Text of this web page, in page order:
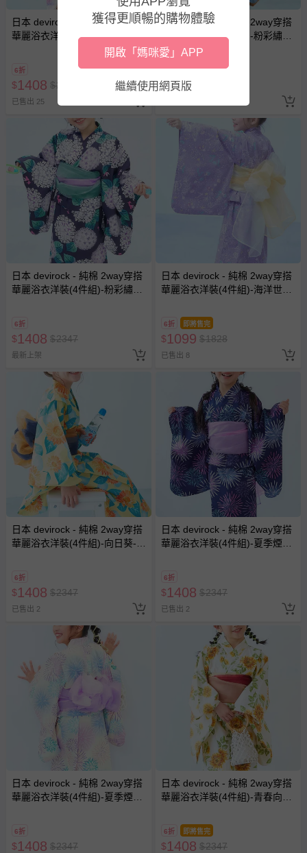
日本 devirock - 純棉 2way穿搭
華麗浴衣洋裝(4件組)-粉彩繡球
6折
$1408 $2347
已售出 25
日本 devirock - 純棉 2way穿搭
華麗浴衣洋裝(4件組)-粉彩繡球
花-藍綠
6折
$1408
日本 devirock - 純棉 2way穿搭
華麗浴衣洋裝(4件組)-粉彩繡球
6折
$1408 $2347
最新上架
日本 devirock - 純棉 2way穿搭
華麗浴衣洋裝(4件組)-海洋世界-
6折 即將售完
$1099 $1828
已售出 8
日本 devirock - 純棉 2way穿搭
華麗浴衣洋裝(4件組)-向日葵-橘
6折
$1408 $2347
已售出 2
日本 devirock - 純棉 2way穿搭
華麗浴衣洋裝(4件組)-夏季煙火-
6折
$1408 $2347
已售出 2
日本 devirock - 純棉 2way穿搭
華麗浴衣洋裝(4件組)-夏季煙火-
6折
$1408 $2347
日本 devirock - 純棉 2way穿搭
華麗浴衣洋裝(4件組)-青春向日
6折 即將售完
$1408 $2347
獲得更順暢的購物體驗
開啟「媽咪愛」APP
繼續使用網頁版